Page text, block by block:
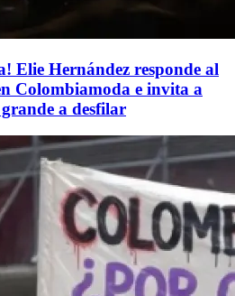
Elie Hernández responde al
Colombiamoda e invita a
a desfilar